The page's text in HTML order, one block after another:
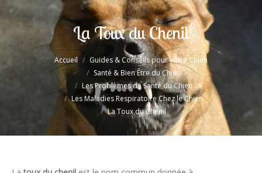
La Toux du Chenil
Vous êtes ici :
Accueil
Guides & Conseils pour votre Chien
Santé & Bien Être du Chien
Les Problèmes de Santé du Chien
Les Maladies Respiratoire Chez le Chien
La Toux du Chenil